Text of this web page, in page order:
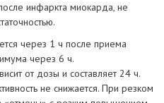
инфаркта миокарда, не
через 1 ч после приема
через 6 ч.
от дозы и составляет 24 ч.
не снижается. При резком